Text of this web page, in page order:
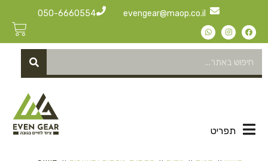
evengear@maop.co.il
050-6660554
תפריט